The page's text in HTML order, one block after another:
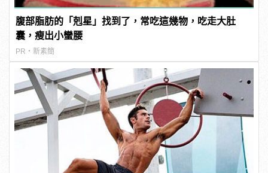
腹部脂肪的「剋星」找到了，常吃這幾物，吃走大肚
囊，瘦出小蠻腰
PR・新素簡